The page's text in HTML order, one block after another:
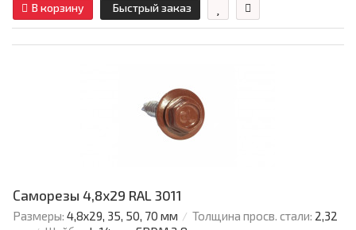
В корзину Быстрый заказ
Саморезы 4,8х29 RAL 3011
Размеры: 4,8х29, 35, 50, 70 мм Толщина просв. стали: 2,32